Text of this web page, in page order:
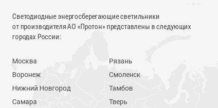
Светодиодные энергосберегающие светильники
от производителя АО «Протон» представлены в следующих
городах России:
Москва
Воронеж
Нижний Новгород
Самара
Рязань
Смоленск
Тамбов
Тверь